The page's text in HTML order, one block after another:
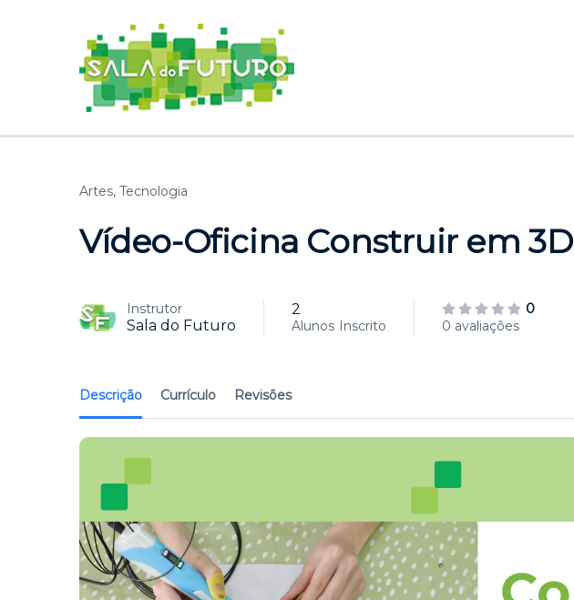
Artes, Tecnologia
Vídeo-Oficina Construir em 3D
Instrutor
Sala do Futuro
2
Alunos Inscrito
0
0 avaliações
Descrição Currículo Revisões